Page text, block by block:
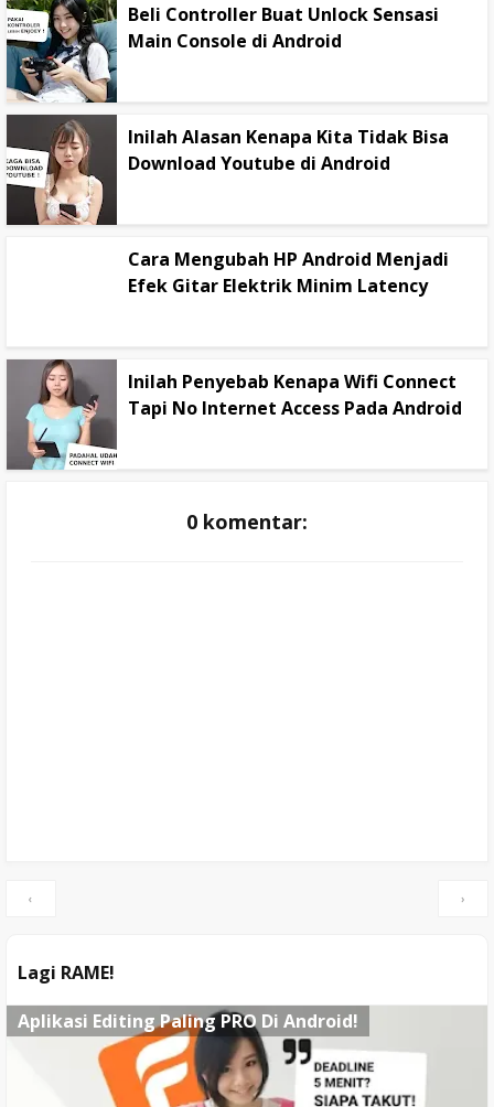
Beli Controller Buat Unlock Sensasi
Main Console di Android
Inilah Alasan Kenapa Kita Tidak Bisa
Download Youtube di Android
Cara Mengubah HP Android Menjadi
Efek Gitar Elektrik Minim Latency
Inilah Penyebab Kenapa Wifi Connect
Tapi No Internet Access Pada Android
0 komentar:
‹ ›
Lagi RAME!
Aplikasi Editing Paling PRO Di Android!